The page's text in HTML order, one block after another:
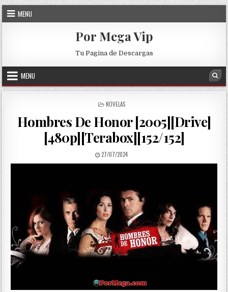
Skip to content
MENU
Por Mega Vip
Tu Pagina de Descargas
MENU
POSTED IN
NOVELAS
Hombres De Honor [2005][Drive]
[480p][Terabox][152/152]
PUBLISHED DATE:
27/07/2024